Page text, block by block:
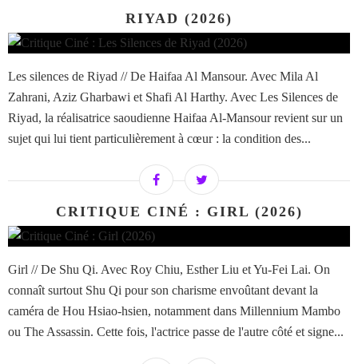
RIYAD (2026)
Les silences de Riyad // De Haifaa Al Mansour. Avec Mila Al
Zahrani, Aziz Gharbawi et Shafi Al Harthy. Avec Les Silences de
Riyad, la réalisatrice saoudienne Haifaa Al-Mansour revient sur un
sujet qui lui tient particulièrement à cœur : la condition des...
CRITIQUE CINÉ : GIRL (2026)
Girl // De Shu Qi. Avec Roy Chiu, Esther Liu et Yu-Fei Lai. On
connaît surtout Shu Qi pour son charisme envoûtant devant la
caméra de Hou Hsiao-hsien, notamment dans Millennium Mambo
ou The Assassin. Cette fois, l'actrice passe de l'autre côté et signe...